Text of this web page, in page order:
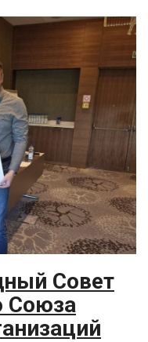
Совет
Союза